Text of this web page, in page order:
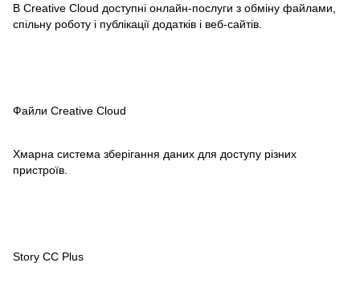
В Creative Cloud доступні онлайн-послуги з обміну файлами,
спільну роботу і публікації додатків і веб-сайтів.
Файли Creative Cloud
Хмарна система зберігання даних для доступу різних
пристроїв.
Story CC Plus